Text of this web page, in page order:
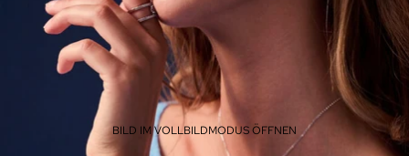
BILD IM VOLLBILDMODUS ÖFFNEN